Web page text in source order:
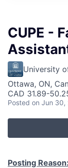
CUPE -
University
Ottawa, ON,
CAD 31.89-
Posted on Jun 30,
Posting Reason: